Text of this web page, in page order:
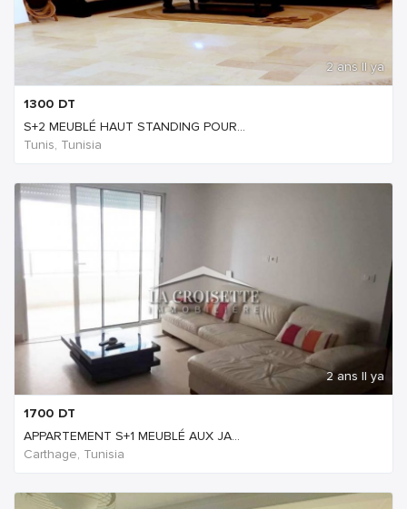
2 ans Il ya
1300 DT
S+2 MEUBLÉ HAUT STANDING POUR...
Tunis, Tunisia
2 ans Il ya
1700 DT
APPARTEMENT S+1 MEUBLÉ AUX JA...
Carthage, Tunisia